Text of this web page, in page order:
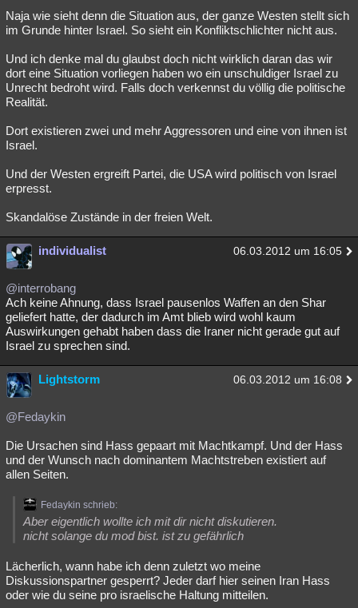
Naja wie sieht denn die Situation aus, der ganze Westen stellt sich
im Grunde hinter Israel. So sieht ein Konfliktschlichter nicht aus.
Und ich denke mal du glaubst doch nicht wirklich daran das wir
dort eine Situation vorliegen haben wo ein unschuldiger Israel zu
Unrecht bedroht wird. Falls doch verkennst du völlig die politische
Realität.
Dort existieren zwei und mehr Aggressoren und eine von ihnen ist
Israel.
Und der Westen ergreift Partei, die USA wird politisch von Israel
erpresst.
Skandalöse Zustände in der freien Welt.
individualist 06.03.2012 um 16:05
@interrobang
Ach keine Ahnung, dass Israel pausenlos Waffen an den Shar
geliefert hatte, der dadurch im Amt blieb wird wohl kaum
Auswirkungen gehabt haben dass die Iraner nicht gerade gut auf
Israel zu sprechen sind.
Lightstorm 06.03.2012 um 16:08
@Fedaykin
Die Ursachen sind Hass gepaart mit Machtkampf. Und der Hass
und der Wunsch nach dominantem Machtstreben existiert auf
allen Seiten.
Fedaykin schrieb:
Aber eigentlich wollte ich mit dir nicht diskutieren.
nicht solange du mod bist. ist zu gefährlich
Lächerlich, wann habe ich denn zuletzt wo meine
Diskussionspartner gesperrt? Jeder darf hier seinen Iran Hass
oder wie du seine pro israelische Haltung mitteilen.